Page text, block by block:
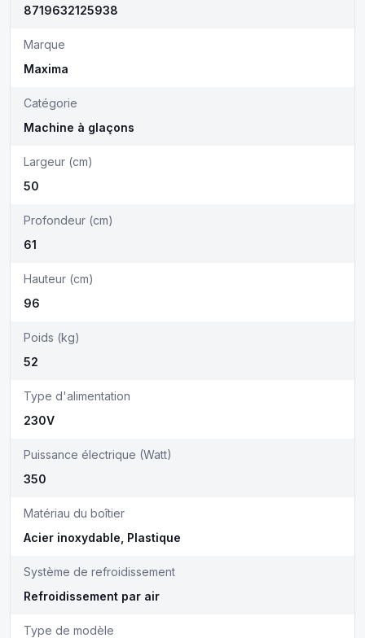
8719632125938
Marque
Maxima
Catégorie
Machine à glaçons
Largeur (cm)
50
Profondeur (cm)
61
Hauteur (cm)
96
Poids (kg)
52
Type d'alimentation
230V
Puissance électrique (Watt)
350
Matériau du boîtier
Acier inoxydable, Plastique
Système de refroidissement
Refroidissement par air
Type de modèle